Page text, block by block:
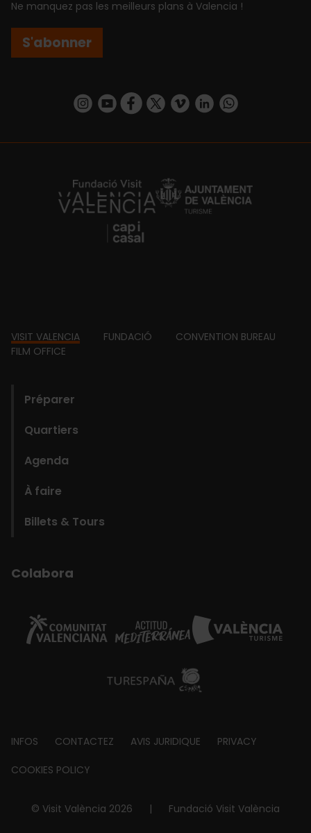
Ne manquez pas les meilleurs plans à Valencia !
S'abonner
https://www.instagram.com/visit_valencia/
https://www.youtube.com/user/
https://www.facebook.com/
https://twitter.com/
https://vimeo.com/
https://www.linkedin.com/company/turismo-valencia/https://api.whatsapp.com/send/
https://fundacion.visitvalencia.com/
Footer
VISIT VALENCIA FUNDACIÓ
CONVENTION BUREAU
FILM OFFICE
Préparer
Quartiers
Agenda
À faire
Billets & Tours
Colabora
Footer
about
INFOS CONTACTEZ AVIS JURIDIQUE PRIVACY
COOKIES POLICY
© Visit València 2026 | Fundació Visit València